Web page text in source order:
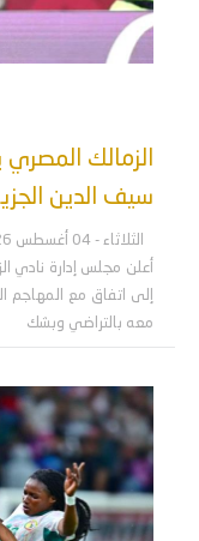
الزمالك
سيف الدين
الثلاثاء - 04 أغسطس 2026 - الساعة 06:51 ص
أعلن مجلس إدارة نادي
إلى اتفاق مع المهاجم
معه بالتراضي وبشك